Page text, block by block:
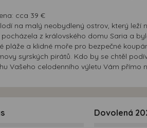
cca 39 €
na malý neobydlený ostrov, který
z královského domu Saria a
pláže a klidné moře pro bezpečné
syrských pirátů. Kdo by se chtěl
Vašeho celodenního výletu Vám
Dovolená